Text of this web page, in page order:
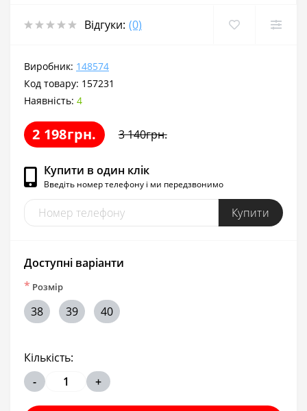
Відгуки: (0)
Виробник: 148574
Код товару: 157231
Наявність: 4
2 198грн. 3 140грн.
Купити в один клік
Введіть номер телефону і ми передзвонимо
Купити
Доступні варіанти
* Розмір
38 39 40
Кількість:
-
+